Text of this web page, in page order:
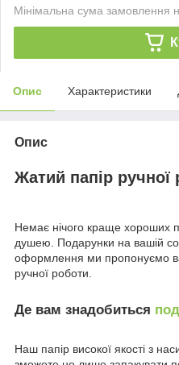
Мінімальна сума замовлення
Опис Характеристики
Опис
Жатий папір ручної
Немає нічого краще хороших
душею. Подарунки на вашій
оформлення ми пропонуємо
ручної роботи.
Де вам знадобиться
Наш папір високої якості з